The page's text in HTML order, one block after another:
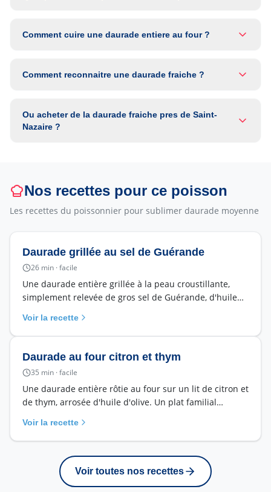
Comment cuire une daurade entiere au four ?
Comment reconnaitre une daurade fraiche ?
Ou acheter de la daurade fraiche pres de Saint-
Nazaire ?
Nos recettes pour ce poisson
Les recettes du poissonnier pour sublimer daurade moyenne
Daurade grillée au sel de Guérande
26 min ·facile
Une daurade entière grillée à la peau croustillante,
simplement relevée de gros sel de Guérande, d'huile
barbecue ou à la plancha.
Voir la recette
Daurade au four citron et thym
35 min ·facile
Une daurade entière rôtie au four sur un lit de citron et
de thym, arrosée d'huile d'olive. Un plat familial
fraîcheur de la criée.
Voir la recette
Voir toutes nos recettes